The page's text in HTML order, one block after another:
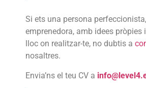
Si ets una persona
emprenedora, amb idees pròpies
lloc on realitzar-te, no dubtis a
nosaltres.
Envia’ns el teu CV a